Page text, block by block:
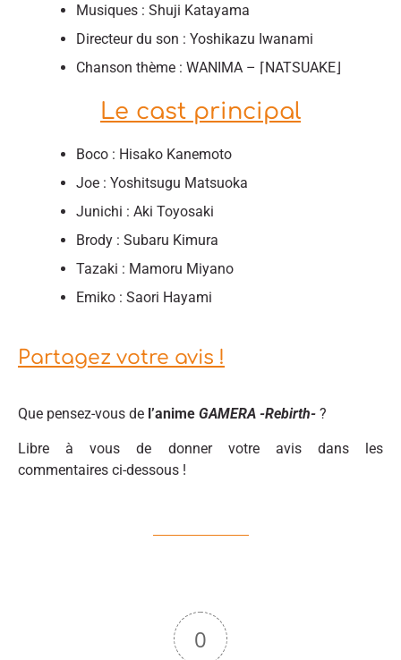
Musiques : Shuji Katayama
Directeur du son : Yoshikazu Iwanami
Chanson thème : WANIMA – ⌈NATSUAKE⌋
Le cast principal
Boco : Hisako Kanemoto
Joe : Yoshitsugu Matsuoka
Junichi : Aki Toyosaki
Brody : Subaru Kimura
Tazaki : Mamoru Miyano
Emiko : Saori Hayami
Partagez votre avis !
Que pensez-vous de l’anime GAMERA -Rebirth- ?
Libre à vous de donner votre avis dans les
commentaires ci-dessous !
0